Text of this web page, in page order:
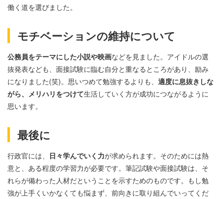
働く道を選びました。
モチベーションの維持について
公務員をテーマにした小説や映画などを見ました。アイドルの選
抜発表なども、面接試験に臨む自分と重なるところがあり、励み
になりました(笑)。思いつめて勉強するよりも、 適度に息抜きしな
がら、メリハリをつけて生活していく方が成功につながるように
思います。
最後に
行政官には、 日々学んでいく力が求められます。そのためには熱
意と、ある程度の学習力が必要です。筆記試験や面接試験は、そ
れらが備わった人材だということを示すためのものです。もし勉
強が上手くいかなくても悩まず、前向きに取り組んでいってくだ